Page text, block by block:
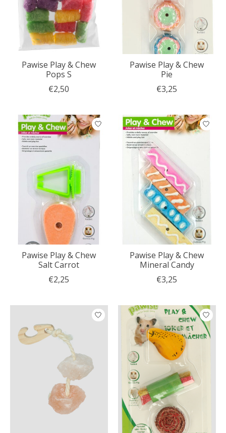
Pawise Play & Chew
Pops S
€2,50
Pawise Play & Chew
Pie
€3,25
Pawise Play & Chew
Salt Carrot
€2,25
Pawise Play & Chew
Mineral Candy
€3,25